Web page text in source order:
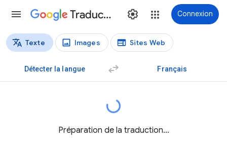
Traduction Connexion
Types de traductions
Texte Images Sites Web
Détecter la langue Français
Préparation de la traduction…